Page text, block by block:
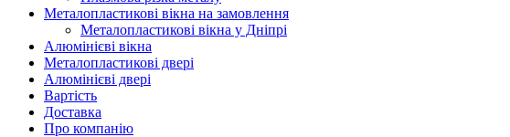
Металопластикові вікна на замовлення
Металопластикові вікна у Дніпрі
Алюмінієві вікна
Металопластикові двері
Алюмінієві двері
Вартість
Доставка
Про компанію